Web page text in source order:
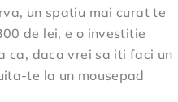
un spatiu mai curat te
de lei, e o investitie
ca, daca vrei sa iti faci un
te la un mousepad